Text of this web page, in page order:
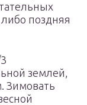
поздняя
землей,
Зимовать